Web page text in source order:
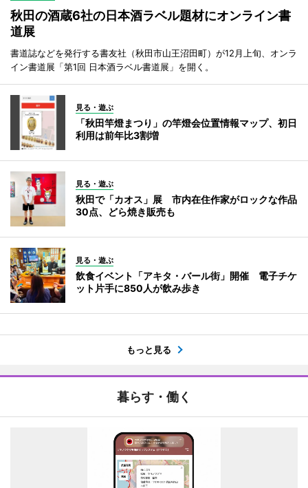
秋田の酒蔵6社の日本酒ラベル題材にオンライン書
道展
書道誌などを発行する書友社（秋田市山王沼田町）が12月上旬、オンラ
イン書道展「第1回 日本酒ラベル書道展」を開く。
見る・遊ぶ
「秋田竿燈まつり」の竿燈会位置情報マップ、初日
利用は前年比3割増
見る・遊ぶ
秋田で「カオス」展 市内在住作家がロックな作品
30点、どら焼き販売も
見る・遊ぶ
飲食イベント「アキタ・バール街」開催 電子チケ
ット片手に850人が飲み歩き
もっと見る
暮らす・働く